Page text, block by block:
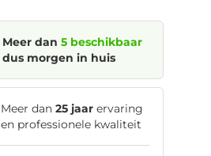
Meer dan 5 beschikbaar
dus morgen in huis
Meer dan 25 jaarervaring
en professionele kwaliteit